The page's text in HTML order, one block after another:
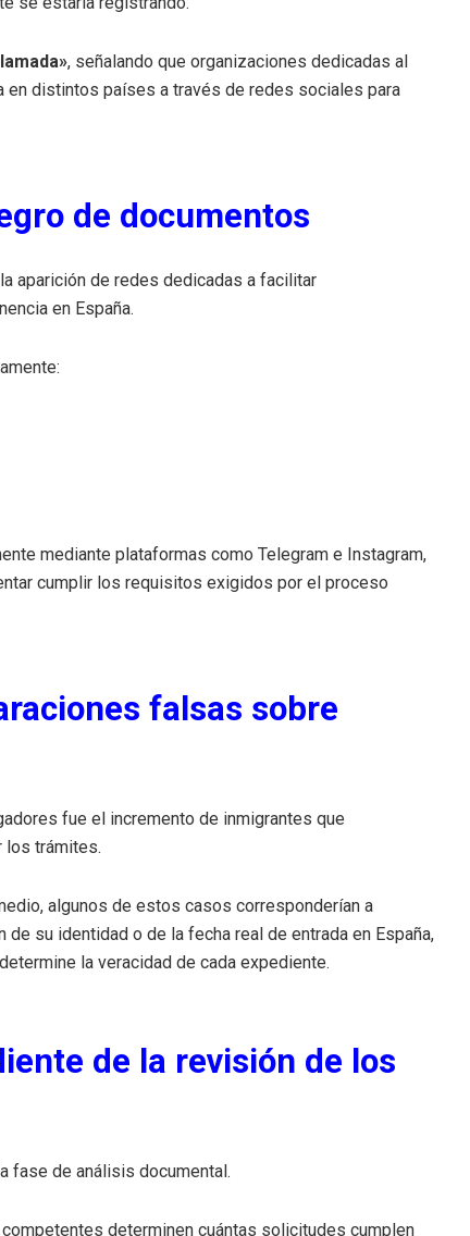
, señalando que organizaciones dedicadas al
distintos países a través de redes sociales para
de documentos
aparición de redes dedicadas a facilitar
en España.
mediante plataformas como Telegram e Instagram,
cumplir los requisitos exigidos por el proceso
falsas sobre
fue el incremento de inmigrantes que
los trámites.
algunos de estos casos corresponderían a
su identidad o de la fecha real de entrada en España,
la veracidad de cada expediente.
de la revisión de los
fase de análisis documental.
determinen cuántas solicitudes cumplen